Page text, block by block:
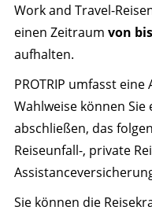
Work and Travel-
einen Zeitraum von
aufhalten.
PROTRIP umfasst
Wahlweise können Sie
abschließen, das
Reiseunfall-, private
Sie können die